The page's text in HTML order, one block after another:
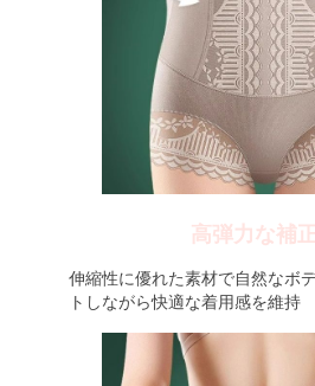
高弾力な補
伸縮性に優れた素材で自然なボ
トしながら快適な着用感を維持